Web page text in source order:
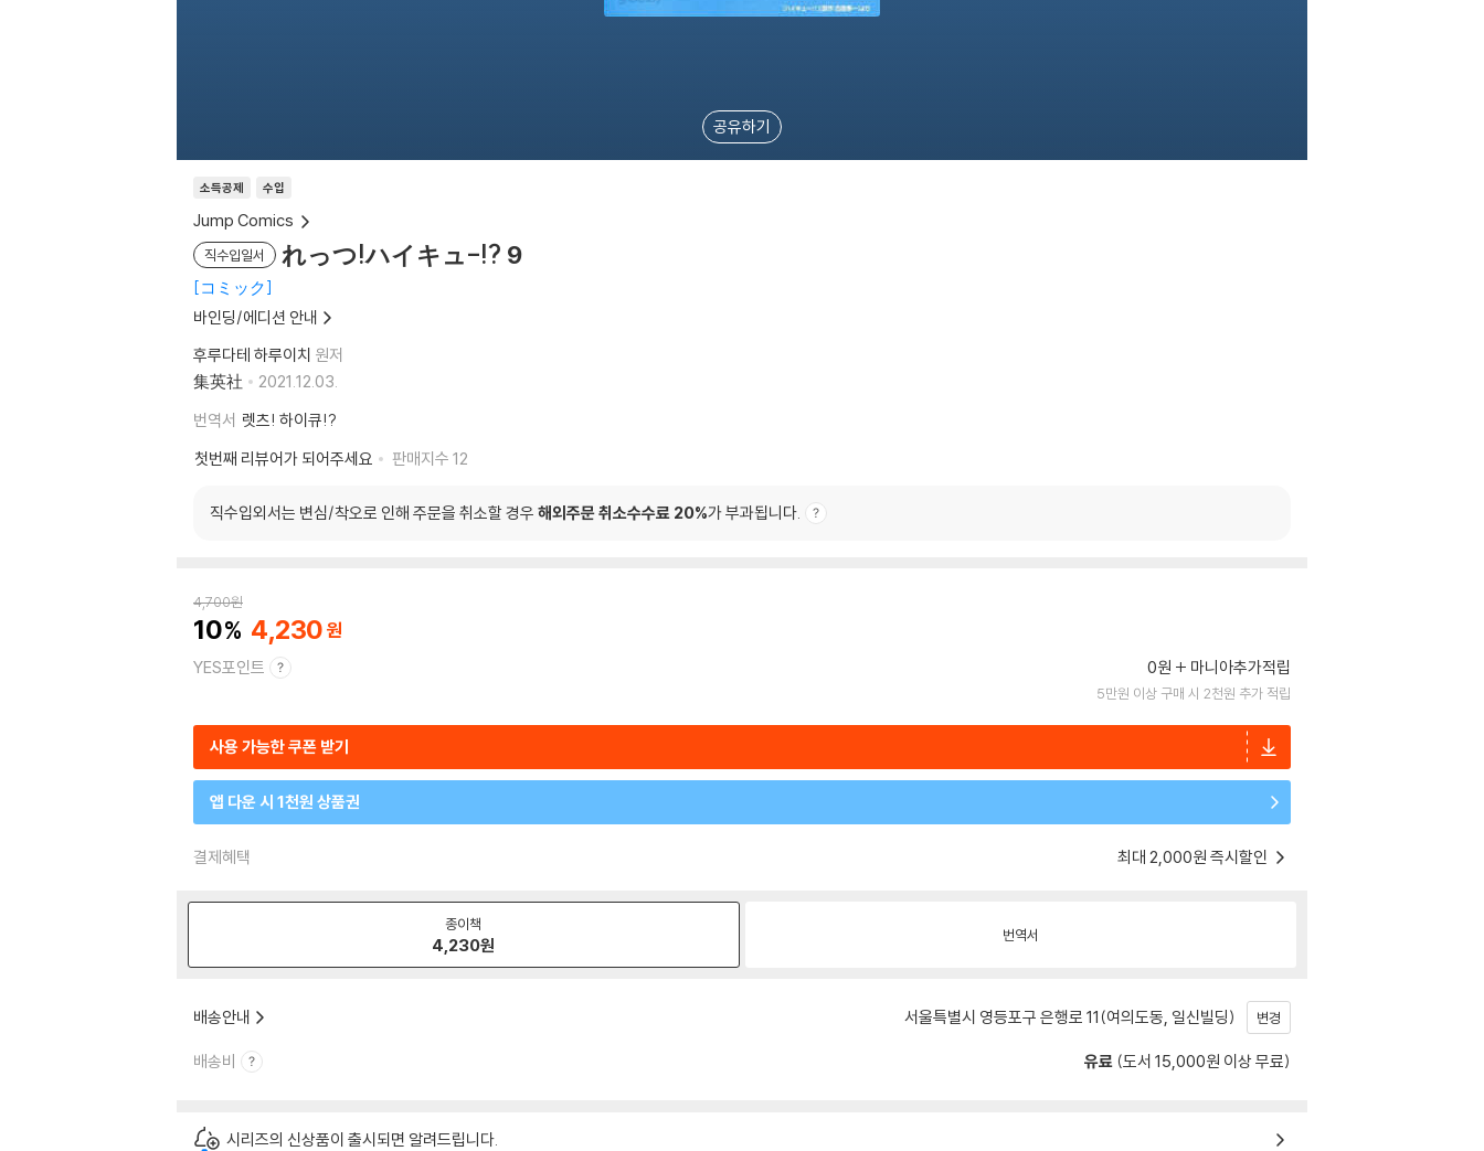
공유하기
소득공제 수입
Jump Comics
직수입일서 れっつ!ハイキュ-!? 9
コミック
바인딩/에디션 안내
후루다테 하루이치 원저
集英社
2021.12.03.
번역서 렛츠! 하이큐!?
첫번째 리뷰어가 되어주세요
판매지수 12
직수입외서는 변심/착오로 인해 주문을 취소할 경우 해외주문 취소수수료 20%가 부과됩니다.
4,700원
10 4,230
YES포인트 0원 마니아추가적립
5만원 이상 구매 시 2천원 추가 적립
사용 가능한 쿠폰 받기
앱 다운 시 1천원 상품권
결제혜택 최대 2,000원 즉시할인
종이책
4,230원 번역서
배송안내 서울특별시 영등포구 은행로 11(여의도동, 일신빌딩) 변경
배송비 유료 (도서 15,000원 이상 무료)
시리즈의 신상품이 출시되면 알려드립니다.